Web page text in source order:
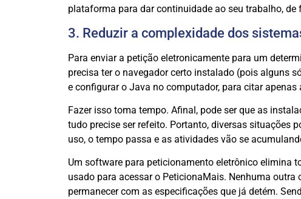
plataforma para dar continuidade ao seu trabalho, de
3. Reduzir a complexidade dos
Para enviar a petição eletronicamente para um
precisa ter o navegador certo instalado (pois alguns
e configurar o Java no computador, para citar apenas
Fazer isso toma tempo. Afinal, pode ser que as
tudo precise ser refeito. Portanto, diversas situações
uso, o tempo passa e as atividades vão se
Um software para peticionamento eletrônico elimina
usado para acessar o PeticionaMais. Nenhuma
permanecer com as especificações que já detém.